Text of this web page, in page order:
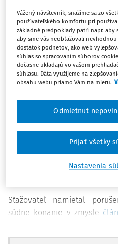
Sťažovateľ je arménsky
roku 1953 a žije v Jerevane.
V marci 2012 sťažovateľ
bývalého
pracovný pomer, že V. B.,
korupcie. Neskôr bolo
tomuto bývalému kolegovi,
ohováranie.
Zamestnávateľ (Elektrická
vo vlastníctve Ruska) bol
Sťažovateľ namietal
súdne konanie v zmysle
pri oznámení korupcie býva
Vážený návštevník, snažíme sa zo
používateľského komfortu pri
základné predpoklady patrí napr. aby
aby sme vás neobťažovali
dostatok podnetov, ako web
súhlas so spracovaním súborov
dočasne ukladajú vo vašom
súhlasu. Dáta využijeme na
obsahu webu priamo Vám na mieru.
Nastavenia
Odmietnut
Prijať všetky